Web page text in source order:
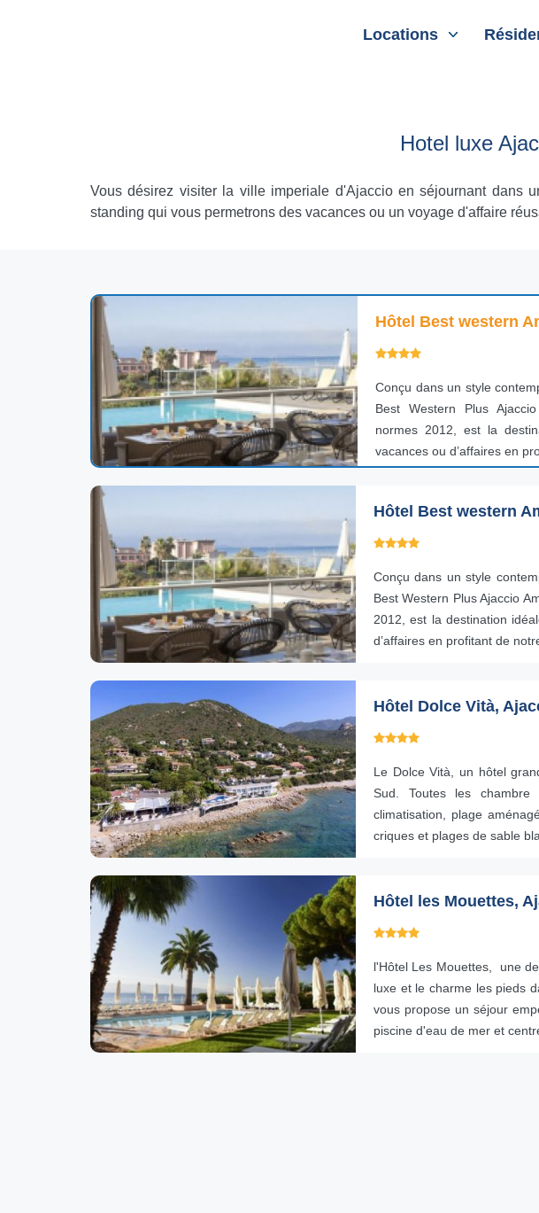
Locations
Hotel luxe
Vous désirez visiter la ville imperiale d'Ajaccio en séjournant dans
standing qui vous permetrons des vacances ou un voyage d'affaire
Hôtel Best western
Conçu dans un style
Best Western Plus
normes 2012, est la
vacances ou d’affaires en
Hôtel Best western
Conçu dans un style
Best Western Plus Ajaccio
2012, est la destination
d’affaires en profitant de
Hôtel Dolce Vità,
Le Dolce Vità, un hôtel
Sud. Toutes les
climatisation, plage
criques et plages de sable
Hôtel les Mouettes,
l'Hôtel Les Mouettes, une
luxe et le charme les pieds
vous propose un séjour
piscine d'eau de mer et